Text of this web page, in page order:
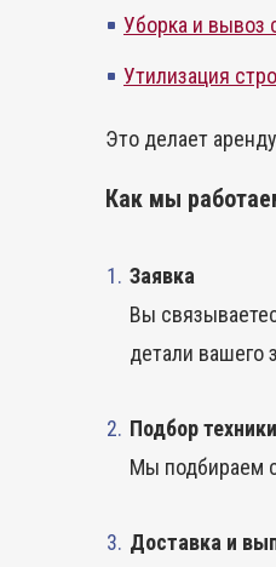
Уборка и вывоз
Утилизация
Это делает
Как мы
Заявка
Вы
детали вашего
Подбор техники
Мы подбираем
Доставка и